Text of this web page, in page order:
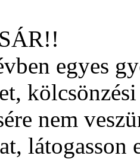
egyes
nem
látogasson